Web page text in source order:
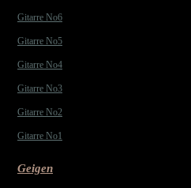
Gitarre No6
Gitarre No5
Gitarre No4
Gitarre No3
Gitarre No2
Gitarre No1
Geigen